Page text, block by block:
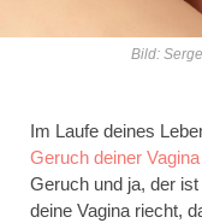
Bild:
Im Laufe deines
Geruch deiner Vagina
Geruch und ja, der
deine Vagina riecht,